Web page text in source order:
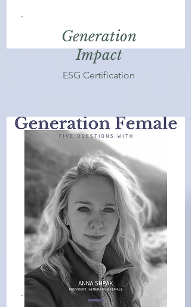
Generation
Impact
ESG Certification